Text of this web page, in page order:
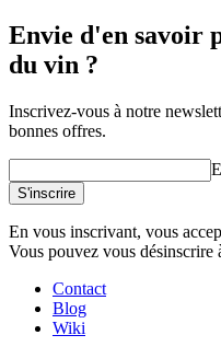
Envie d'en savoir
du vin ?
Inscrivez-vous à notre
bonnes offres.
S'inscrire
En vous inscrivant, vous
Vous pouvez vous désinscrire
Contact
Blog
Wiki